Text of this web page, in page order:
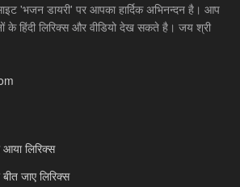
'भजन डायरी' पर आपका हार्दिक अभिनन्दन है। आप
के हिंदी लिरिक्स और वीडियो देख सकते है। जय श्री
आया लिरिक्स
जाए लिरिक्स